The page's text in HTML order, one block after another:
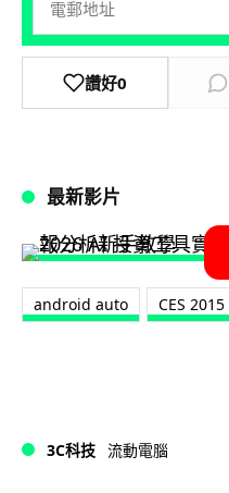
讚好0
最新影片
android auto CES 2015
3C科技 流動電腦